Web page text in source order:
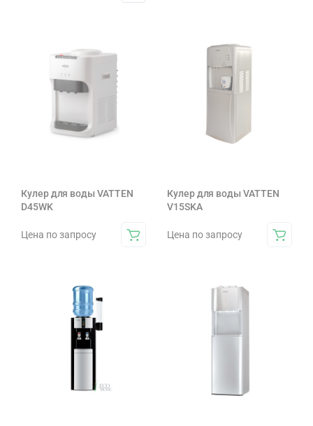
Кулер для воды VATTEN
D45WK
Цена по запросу
Кулер для воды VATTEN
V15SKA
Цена по запросу